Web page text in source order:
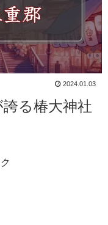
2024.01.03
る椿大神社